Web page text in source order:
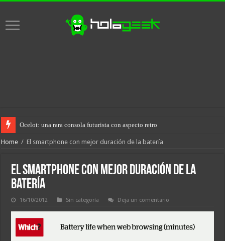
Ocelot: una rara consola futurista con aspecto retro
Home / El smartphone con mejor duración de la batería
El smartphone con mejor duración de la
batería
16/10/2012 Sin categoría Deja un comentario